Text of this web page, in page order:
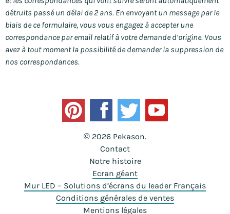
détruits passé un délai de 2 ans. En envoyant un message par le
biais de ce formulaire, vous vous engagez à accepter une
correspondance par email relatif à votre demande d’origine. Vous
avez à tout moment la possibilité de demander la suppression de
nos correspondances.
© 2026 Pekason.
Contact
Notre histoire
Ecran géant
Mur LED – Solutions d’écrans du leader Français
Conditions générales de ventes
Mentions légales